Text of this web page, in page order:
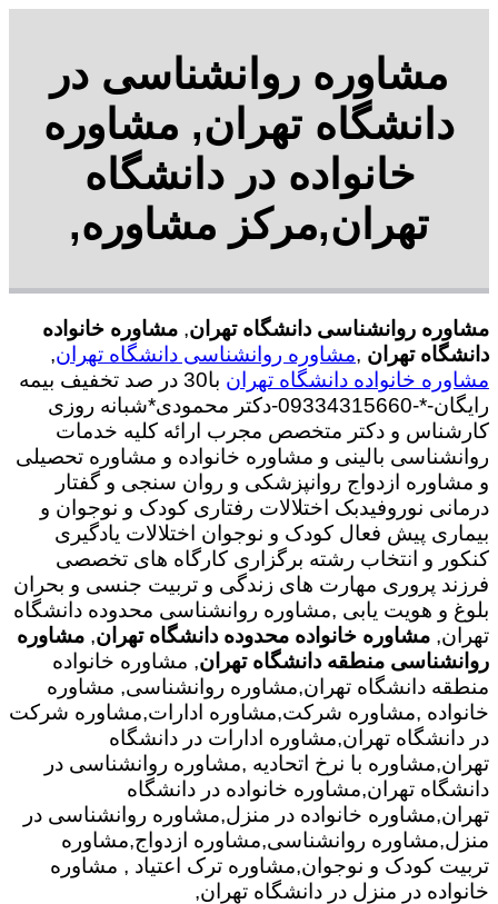
مشاوره روانشناسی در
دانشگاه تهران, مشاوره
خانواده در دانشگاه
تهران,مرکز مشاوره,
مشاوره روانشناسی دانشگاه تهران, مشاوره خانواده
دانشگاه تهران ,مشاوره روانشناسی دانشگاه تهران,
مشاوره خانواده دانشگاه تهران
با30 در صد تخفیف بیمه
رایگان-*-09334315660-دکتر محمودی*شبانه روزی
کارشناس و دکتر متخصص مجرب ارائه کلیه خدمات
روانشناسی بالینی و مشاوره خانواده و مشاوره تحصیلی
و مشاوره ازدواج روانپزشکی و روان سنجی و گفتار
درمانی نوروفیدبک اختلالات رفتاری کودک و نوجوان و
بیماری پیش فعال کودک و نوجوان اختلالات یادگیری
کنکور و انتخاب رشته برگزاری کارگاه های تخصصی
فرزند پروری مهارت های زندگی و تربیت جنسی و بحران
بلوغ و هویت یابی ,مشاوره روانشناسی محدوده دانشگاه
تهران, مشاوره خانواده محدوده دانشگاه تهران, مشاوره
روانشناسی منطقه دانشگاه تهران, مشاوره خانواده
منطقه دانشگاه تهران,مشاوره روانشناسی, مشاوره
خانواده ,مشاوره شرکت,مشاوره ادارات,مشاوره شرکت
در دانشگاه تهران,مشاوره ادارات در دانشگاه
تهران,مشاوره با نرخ اتحادیه ,مشاوره روانشناسی در
دانشگاه تهران,مشاوره خانواده در دانشگاه
تهران,مشاوره خانواده در منزل,مشاوره روانشناسی در
منزل,مشاوره روانشناسی,مشاوره ازدواج,مشاوره
تربیت کودک و نوجوان,مشاوره ترک اعتیاد , مشاوره
خانواده در منزل در دانشگاه تهران,